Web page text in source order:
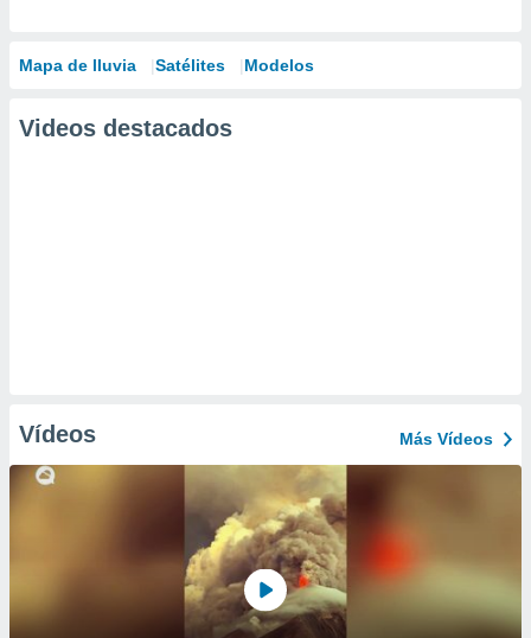
Mapa de lluvia Satélites Modelos
Videos destacados
Vídeos Más Vídeos